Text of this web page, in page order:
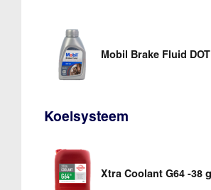
Mobil Brake Fluid DOT
Koelsysteem
Xtra Coolant G64 -38